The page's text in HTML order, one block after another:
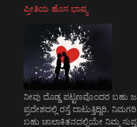
ಪ್ರೀತಿಯ ಹೊಸ ಭಾಷ್ಯ
ನೀವು ದೊಡ್ಡ ಪಟ್ಟಣವೊಂದರ
ಪ್ರದೇಶದಲ್ಲಿ ರಸ್ತೆ ದಾಟುತ್ತಿದ್ದಿರಿ.
ಬಹು ಚಾಲಾಕಿತನದಲ್ಲಿಯೇ ನಿಮ್ಮ